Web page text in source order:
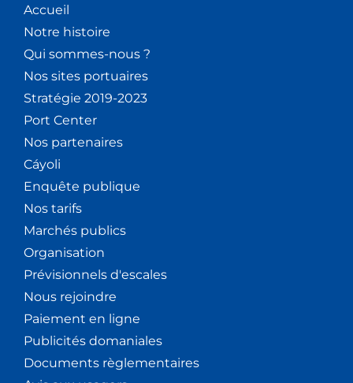
Accueil
Notre histoire
Qui sommes-nous ?
Nos sites portuaires
Stratégie 2019-2023
Port Center
Nos partenaires
Cáyoli
Enquête publique
Nos tarifs
Marchés publics
Organisation
Prévisionnels d'escales
Nous rejoindre
Paiement en ligne
Publicités domaniales
Documents règlementaires